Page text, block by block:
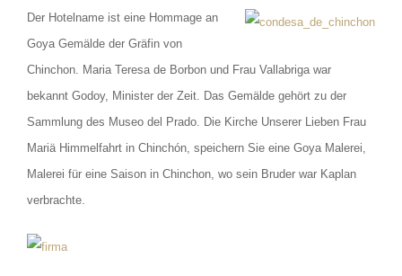
Der Hotelname ist eine Hommage an
Goya Gemälde der Gräfin von
Chinchon. Maria Teresa de Borbon und Frau Vallabriga war
bekannt Godoy, Minister der Zeit. Das Gemälde gehört zu der
Sammlung des Museo del Prado. Die Kirche Unserer Lieben Frau
Mariä Himmelfahrt in Chinchón, speichern Sie eine Goya Malerei,
Malerei für eine Saison in Chinchon, wo sein Bruder war Kaplan
verbrachte.